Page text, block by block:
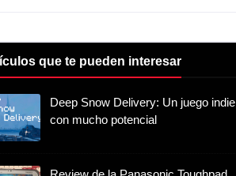
que te pueden interesar
Deep Snow Delivery: Un juego indie
con mucho potencial